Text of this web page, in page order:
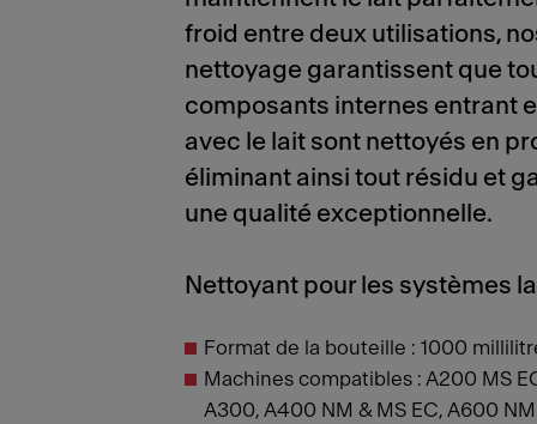
froid entre deux utilisations,
nettoyage garantissent que
composants internes entrant
avec le lait sont nettoyés en
éliminant ainsi tout résidu et
une qualité exceptionnelle.
Nettoyant pour les systèmes
Format de la bouteille : 1000
Machines compatibles : A200 MS
A300, A400 NM & MS EC, A600 NM